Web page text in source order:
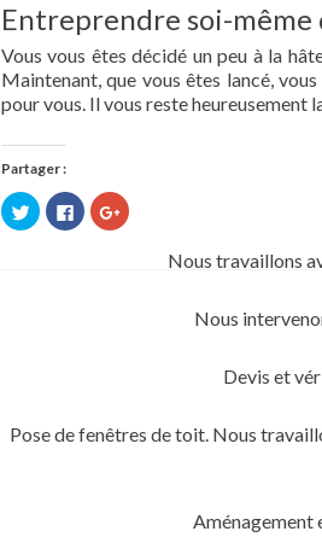
Entreprendre soi-
Vous vous êtes décidé un peu à la
Maintenant, que vous êtes lancé,
pour vous. Il vous reste heureusement
Partager :
Cliquez
pour
partager
Cliquez
pour
partager
Facebook(ouvre
Cliquez
pour
Google+Nous travaillons
Nous
Devis et
Pose de fenêtres de toit. Nous
Aménagement